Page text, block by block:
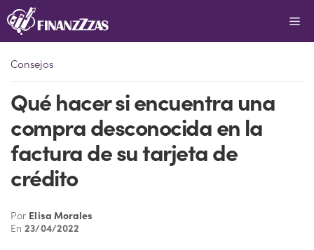
Saltar
al
Consejos
Qué hacer si encuentra una
compra desconocida en la
factura de su tarjeta de
crédito
Por Elisa Morales
En23/04/2022